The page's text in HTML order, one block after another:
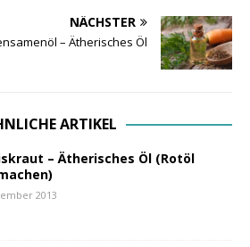
NÄCHSTER
– Ätherisches Öl
ARTIKEL
– Ätherisches Öl (Rotöl
2013